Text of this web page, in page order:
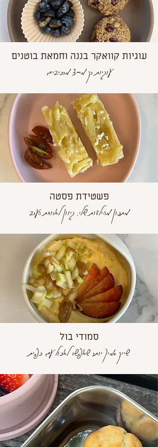
עוגיות קוואקר בננה וחמאת בוטנים
עוגיות רק מ-3 מרכיבים
פשטידת פסטה
מתכון מהילדות שלי, גיוון לארוחת הערב
סמודי בול
שייק סמיך יותר שאפשר לאכול עם כפית